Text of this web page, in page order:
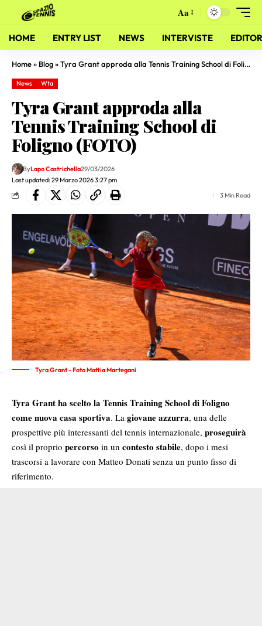
Aa
HOME ENTRY LIST NEWS INTERVISTE
Home» Blog»Tyra Grant approda alla Tennis Training School di Foligno (FOTO)
News Wta
Tyra Grant approda alla
Tennis Training School di
Foligno (FOTO)
Last updated: 29 Marzo 2026 3:27 pm
ByLapo Castrichella29/03/2026
3 Min Read
Tyra Grant - Foto Mattia Martegani
Tyra Grant ha scelto la Tennis Training School di Foligno
come nuova casa sportiva. La giovane azzurra, una delle
prospettive più interessanti del tennis internazionale, proseguirà
così il proprio percorso in un contesto stabile, dopo i mesi
trascorsi a lavorare con Matteo Donati senza un punto fisso di
riferimento.